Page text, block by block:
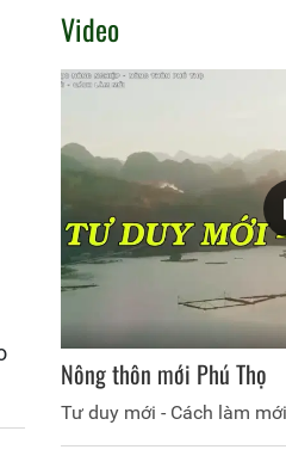
Video
Nông thôn mới Phú Thọ
Tư duy mới - Cách làm mới